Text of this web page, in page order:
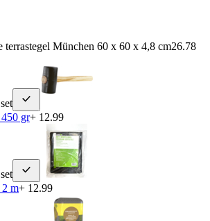
terrastegel München 60 x 60 x 4,8 cm26.78
gr+ 12.99
m+ 12.99